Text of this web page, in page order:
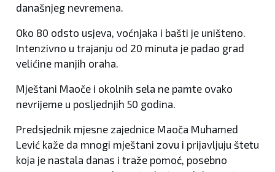
današnjeg nevremena.
Oko 80 odsto usjeva, voćnjaka i bašti je uništeno.
Intenzivno u trajanju od 20 minuta je padao grad
velićine manjih oraha.
Mještani Maoče i okolnih sela ne pamte ovako
nevrijeme u posljednjih 50 godina.
Predsjednik mjesne zajednice Maoča Muhamed
Lević kaže da mnogi mještani zovu i prijavljuju štetu
koja je nastala danas i traže pomoć, posebno